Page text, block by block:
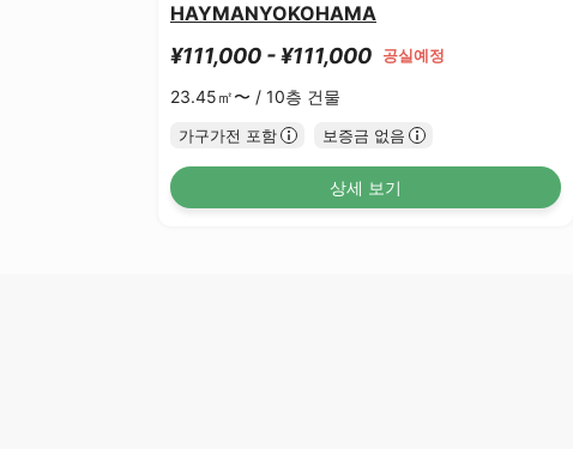
HAYMANYOKOHAMA
¥111,000 - ¥111,000 공실예정
23.45㎡〜 / 10층 건물
가구가전 포함 보증금 없음
상세 보기